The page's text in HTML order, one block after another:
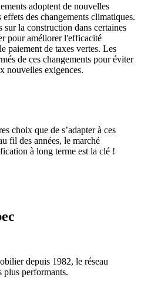
adoptent de nouvelles
des changements climatiques.
la construction dans certaines
pour améliorer l'efficacité
paiement de taxes vertes. Les
de ces changements pour éviter
nouvelles exigences.
choix que de s’adapter à ces
fil des années, le marché
à long terme est la clé !
depuis 1982, le réseau
performants.